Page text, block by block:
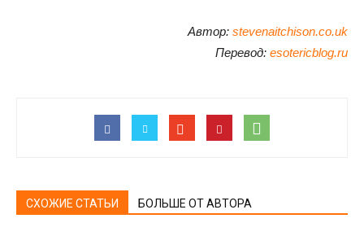
Автор: stevenaitchison.co.uk
Перевод: esotericblog.ru
СХОЖИЕ СТАТЬИ БОЛЬШЕ ОТ АВТОРА